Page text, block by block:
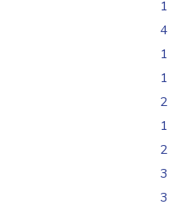
1
4
1
1
2
1
2
3
3